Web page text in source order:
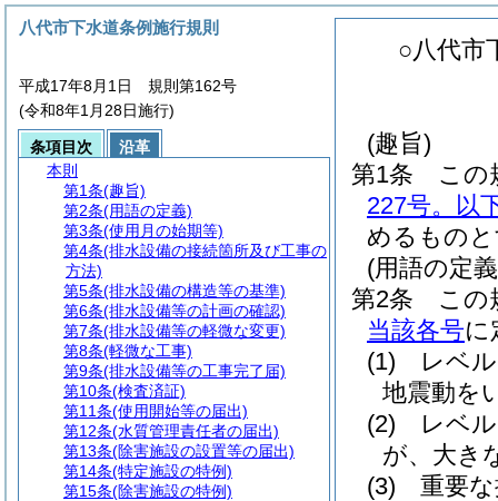
○八代市
(趣旨)
第1条
この
227号。以
めるもの
(用語の定
第2条
この
当該各号に
(1)
レベ
地震動を
(2)
レベ
が、大き
(3)
重要
八代市下水道条例施行規則
平成17年8月1日 規則第162号
(令和8年1月28日施行)
条項目次
沿革
本則
第1条(趣旨)
第2条(用語の定義)
第3条(使用月の始期等)
第4条(排水設備の接続箇所及び工事の
方法)
第5条(排水設備の構造等の基準)
第6条(排水設備等の計画の確認)
第7条(排水設備等の軽微な変更)
第8条(軽微な工事)
第9条(排水設備等の工事完了届)
第10条(検査済証)
第11条(使用開始等の届出)
第12条(水質管理責任者の届出)
第13条(除害施設の設置等の届出)
第14条(特定施設の特例)
第15条(除害施設の特例)